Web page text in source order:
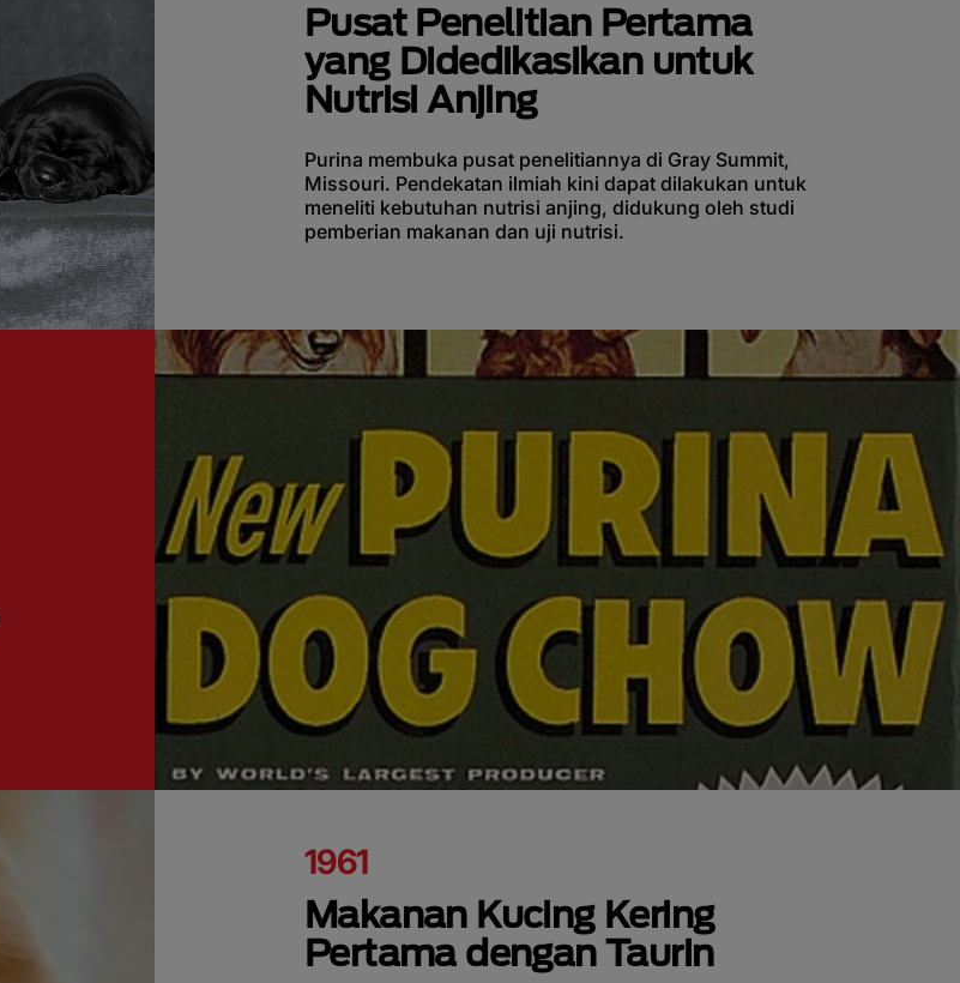
Pusat Penelitian Pertama
yang Didedikasikan untuk
Nutrisi Anjing
Purina membuka pusat penelitiannya di Gray Summit,
Missouri. Pendekatan ilmiah kini dapat dilakukan untuk
meneliti kebutuhan nutrisi anjing, didukung oleh studi
pemberian makanan dan uji nutrisi.
1961
Makanan Kucing Kering
Pertama dengan Taurin